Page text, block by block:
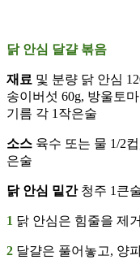
닭 안심 달걀 볶음
재료 및 분량 닭 안심
송이버섯 60g, 방울토
기름 각 1작은술
소스 육수 또는 물 1/2
은술
닭 안심 밑간청주 1큰
1 닭 안심은 힘줄을 제
2 달걀은 풀어놓고, 양